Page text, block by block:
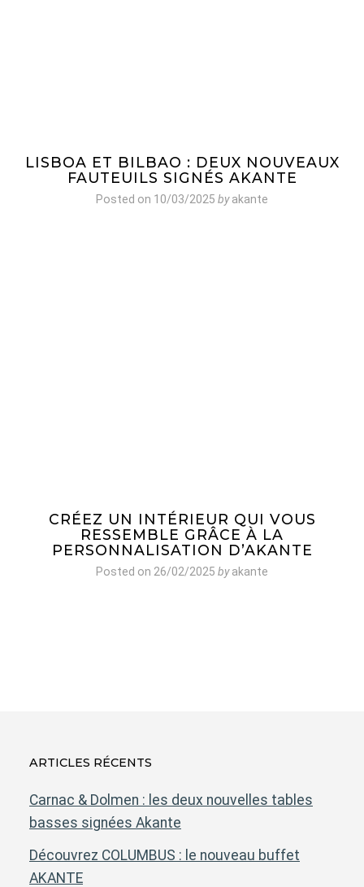
LISBOA ET BILBAO : DEUX NOUVEAUX
FAUTEUILS SIGNÉS AKANTE
Posted on 10/03/2025 byakante
CRÉEZ UN INTÉRIEUR QUI VOUS
RESSEMBLE GRÂCE À LA
PERSONNALISATION D’AKANTE
Posted on 26/02/2025 byakante
ARTICLES RÉCENTS
Carnac & Dolmen : les deux nouvelles tables
basses signées Akante
Découvrez COLUMBUS : le nouveau buffet
AKANTE